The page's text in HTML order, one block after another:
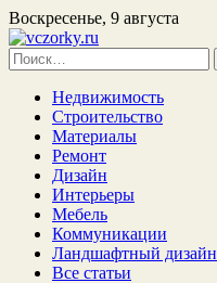
Воскресенье, 9 августа
Найти:
Недвижимость
Строительство
Материалы
Ремонт
Дизайн
Интерьеры
Мебель
Коммуникации
Ландшафтный дизайн
Все статьи